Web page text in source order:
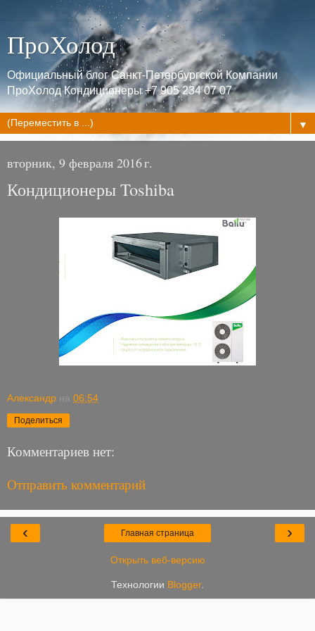
ПроХолод
Официальный блог Санкт-Петербургской Компании
ПроХолод Кондиционеры +7 905 234 07 07
▼
вторник, 9 февраля 2016 г.
Кондиционеры Toshiba
Александр на 06:54
Поделиться
Комментариев нет:
Отправить комментарий
‹ ›
Главная страница
Открыть веб-версию
Технологии Blogger.